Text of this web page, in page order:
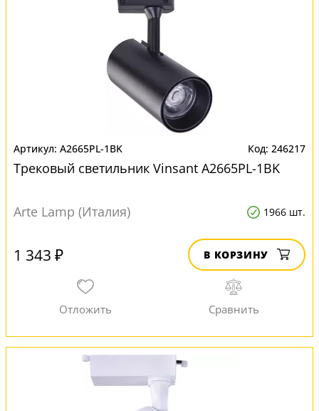
A2665PL-1BK 246217
Трековый светильник Vinsant A2665PL-1BK
Arte Lamp (Италия) 1966 шт.
1 343 ₽ В КОРЗИНУ